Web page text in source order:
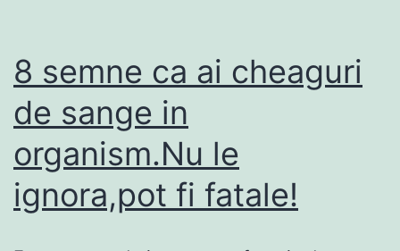
8 semne ca ai cheaguri
de sange in
organism.Nu le
ignora,pot fi fatale!